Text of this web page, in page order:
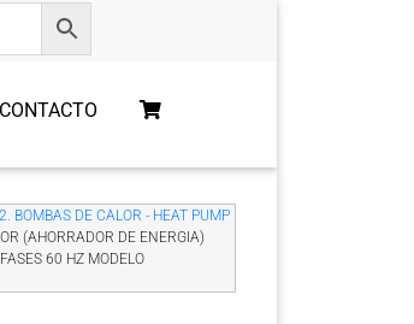
CONTACTO
2. BOMBAS DE CALOR - HEAT PUMP
(AHORRADOR DE ENERGIA)
60 HZ MODELO